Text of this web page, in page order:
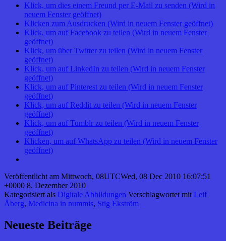
Klick, um dies einem Freund per E-Mail zu senden (Wird in
neuem Fenster geöffnet)
Klicken zum Ausdrucken (Wird in neuem Fenster geöffnet)
Klick, um auf Facebook zu teilen (Wird in neuem Fenster
geöffnet)
Klick, um über Twitter zu teilen (Wird in neuem Fenster
geöffnet)
Klick, um auf LinkedIn zu teilen (Wird in neuem Fenster
geöffnet)
Klick, um auf Pinterest zu teilen (Wird in neuem Fenster
geöffnet)
Klick, um auf Reddit zu teilen (Wird in neuem Fenster
geöffnet)
Klick, um auf Tumblr zu teilen (Wird in neuem Fenster
geöffnet)
Klicken, um auf WhatsApp zu teilen (Wird in neuem Fenster
geöffnet)
Veröffentlicht am Mittwoch, 08UTCWed, 08 Dec 2010 16:07:51
+0000 8. Dezember 2010
Kategorisiert als Digitale Abbildungen Verschlagwortet mit Leif
Åberg, Medicina in nummis, Stig Ekström
Neueste Beiträge